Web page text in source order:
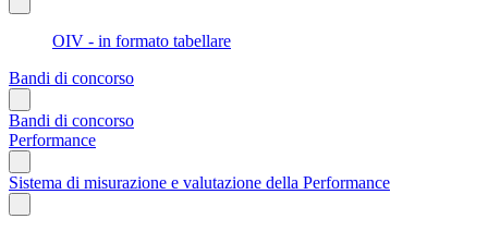
OIV - in formato tabellare
Bandi di concorso
Bandi di concorso
Performance
Sistema di misurazione e valutazione della Performance